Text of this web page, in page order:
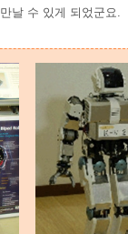
날 수 있게 되었군요.